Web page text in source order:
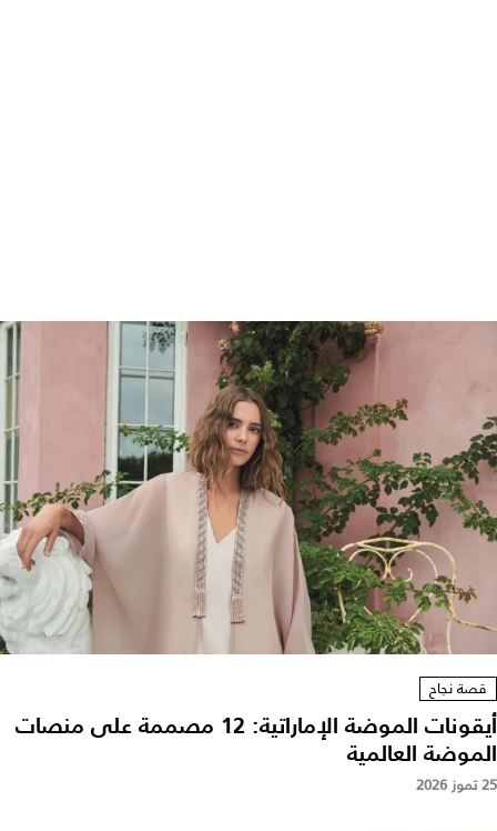
قصة نجاح
أيقونات الموضة الإماراتية: 12 مصممة على منصات
الموضة العالمية
25 تموز 2026